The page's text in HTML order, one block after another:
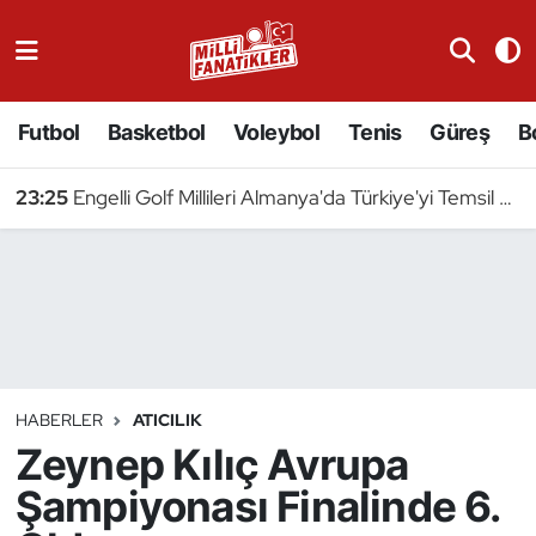
Futbol Basketbol Voleybol Tenis Güreş
23:25 Engelli Golf Millileri Almanya'da Türkiye'yi Temsil Edecek
HABERLER ATICILIK
Zeynep Kılıç Avrupa
Şampiyonası Finalinde 6.
Badminton
Binicilik
Bisiklet